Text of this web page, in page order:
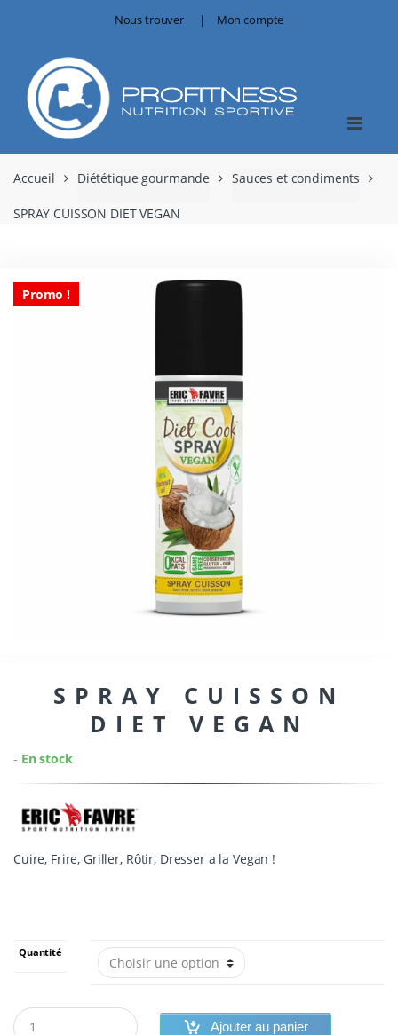
Nous trouver Mon compte
Accueil Diététique gourmande Sauces et condiments
SPRAY CUISSON DIET VEGAN
Promo !
SPRAY CUISSON
DIET VEGAN
- En stock
Cuire, Frire, Griller, Rôtir, Dresser a la Vegan !
Quantité
Ajouter au panier